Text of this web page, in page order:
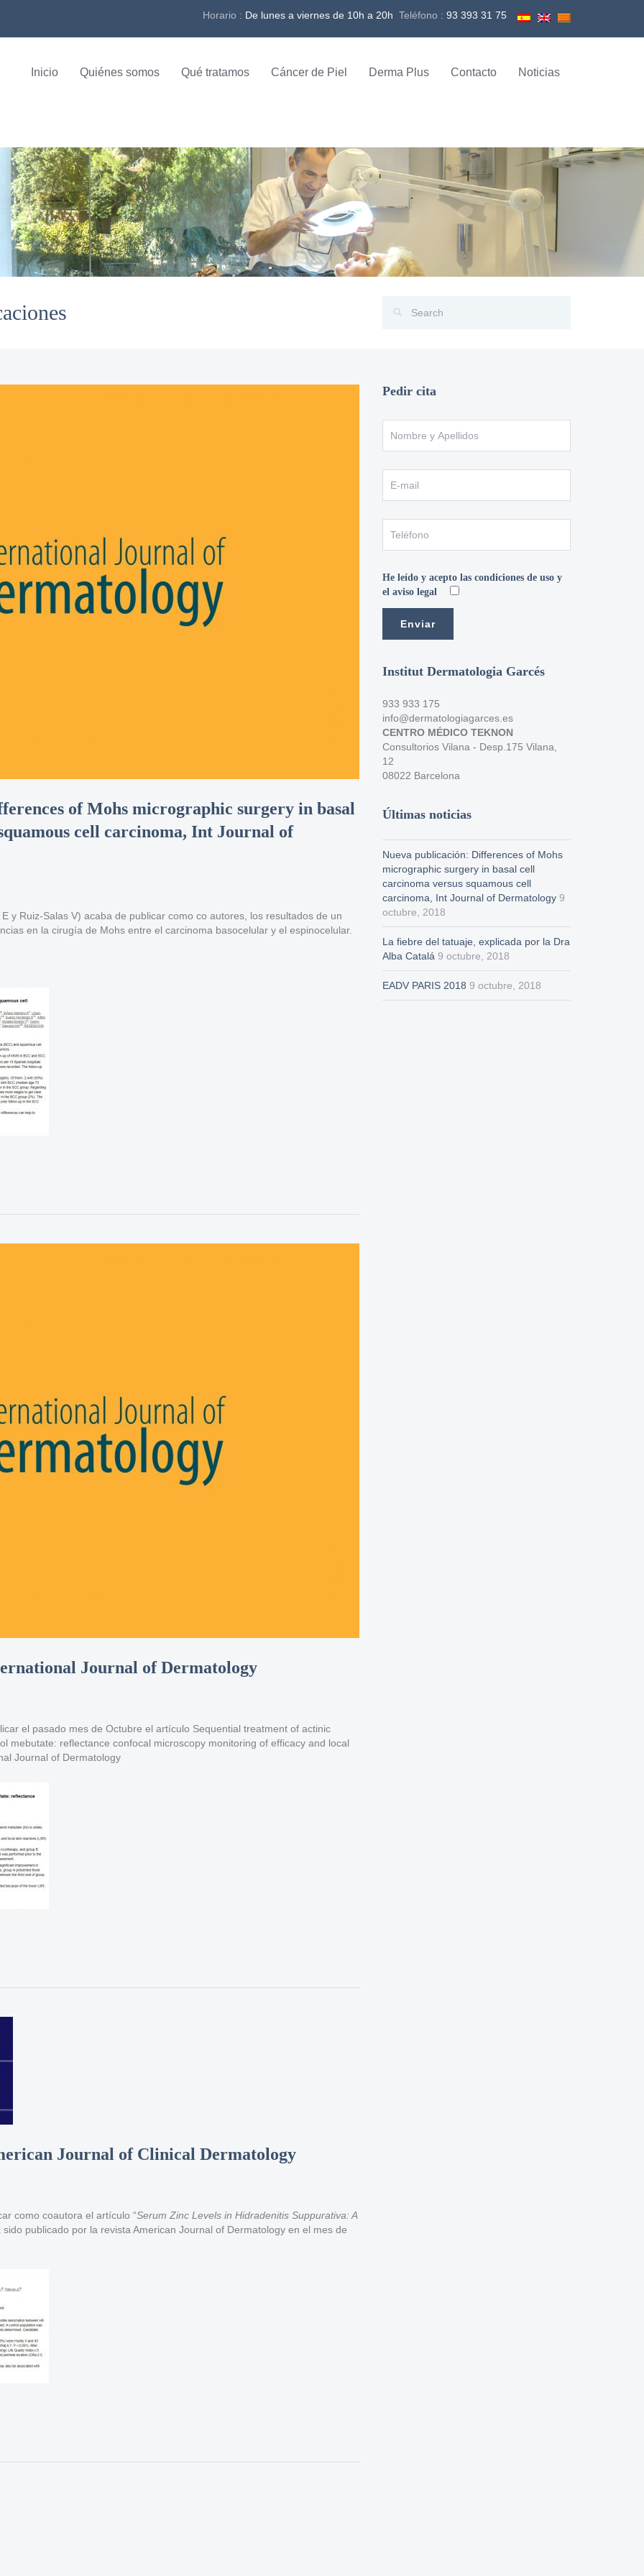
Horario : De lunes a viernes de 10h a 20h Teléfono : 93 393 31 75
Inicio Quiénes somos Qué tratamos Cáncer de Piel Derma Plus Contacto Noticias
of Mohs micrographic surgery in basal
cell carcinoma, Int Journal of
y Ruiz-Salas V) acaba de publicar como co autores, los resultados de un
en la cirugía de Mohs entre el carcinoma basocelular y el espinocelular.
Journal of Dermatology
el pasado mes de Octubre el artículo Sequential treatment of actinic
mebutate: reflectance confocal microscopy monitoring of efficacy and local
Journal of Dermatology
Journal of Clinical Dermatology
como coautora el artículo “Serum Zinc Levels in Hidradenitis Suppurativa: A
sido publicado por la revista American Journal of Dermatology en el mes de
Pedir cita
He leído y acepto las condiciones de uso y
el aviso legal
Institut Dermatologia Garcés
933 933 175
info@dermatologiagarces.es
CENTRO MÉDICO TEKNON
Consultorios Vilana - Desp.175 Vilana,
12
08022 Barcelona
Últimas noticias
Nueva publicación: Differences of Mohs
micrographic surgery in basal cell
carcinoma versus squamous cell
carcinoma, Int Journal of Dermatology 9
octubre, 2018
La fiebre del tatuaje, explicada por la Dra
Alba Catalá 9 octubre, 2018
EADV PARIS 2018 9 octubre, 2018